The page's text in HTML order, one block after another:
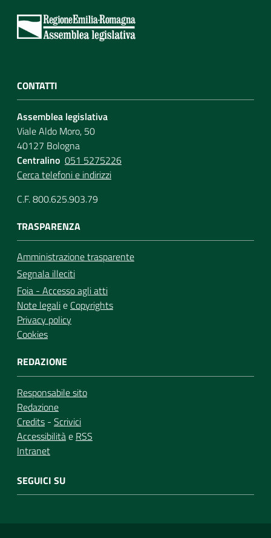
CONTATTI
Assemblea legislativa
Viale Aldo Moro, 50
40127 Bologna
Centralino 051 5275226
Cerca telefoni e indirizzi
C.F. 800.625.903.79
TRASPARENZA
Amministrazione trasparente
Segnala illeciti
Foia - Accesso agli atti
Note legalie Copyrights
Privacy policy
Cookies
REDAZIONE
Responsabile sito
Redazione
Credits - Scrivici
Accessibilitàe RSS
Intranet
SEGUICI SU